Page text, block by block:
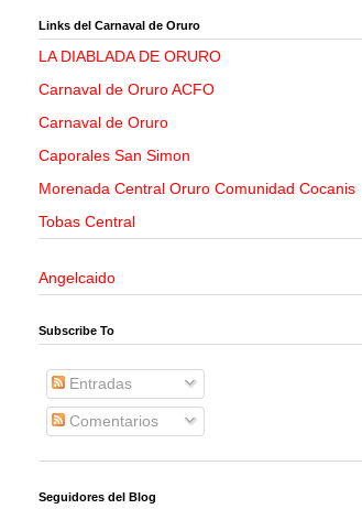
Links del Carnaval de Oruro
LA DIABLADA DE ORURO
Carnaval de Oruro ACFO
Carnaval de Oruro
Caporales San Simon
Morenada Central Oruro Comunidad Cocanis
Tobas Central
Angelcaido
Subscribe To
Entradas
Comentarios
Seguidores del Blog